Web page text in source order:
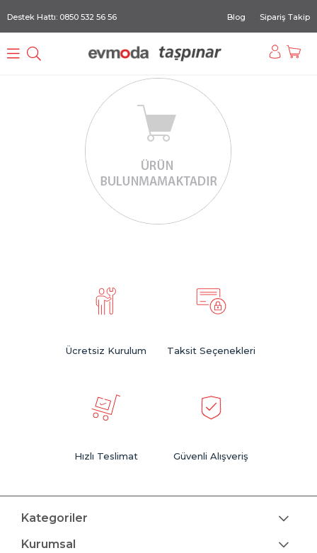
Destek Hattı: 0850 532 56 56 Blog Sipariş Takip
Ücretsiz Kurulum Taksit Seçenekleri
Hızlı Teslimat Güvenli Alışveriş
Kategoriler
Kurumsal